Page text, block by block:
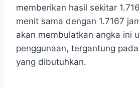
memberikan hasil sekitar
menit sama dengan 1.7167
akan membulatkan angka ini
penggunaan, tergantung
yang dibutuhkan.